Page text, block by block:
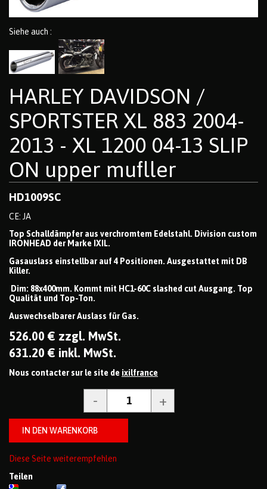
Siehe auch :
HARLEY DAVIDSON /
SPORTSTER XL 883 2004-
2013 - XL 1200 04-13 SLIP
ON upper mufller
HD1009SC
CE: JA
Top Schalldämpfer aus verchromtem Edelstahl. Division custom
IRONHEAD der Marke IXIL.
Gasauslass einstellbar auf 4 Positionen. Ausgestattet mit DB
Killer.
Dim: 88x400mm. Kommt mit HC1-60C slashed cut Ausgang. Top
Qualität und Top-Ton.
Auswechselbarer Auslass für Gas.
526.00 € zzgl. MwSt.
631.20 € inkl. MwSt.
Nous contacter sur le site de ixilfrance
Diese Seite weiterempfehlen
Teilen